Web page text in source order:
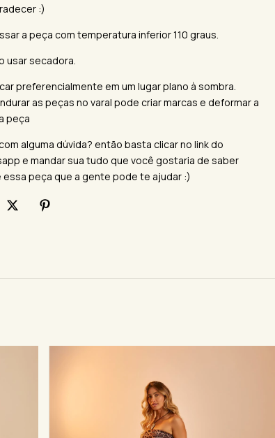
:)
a peça com temperatura inferior 110 graus.
usar secadora.
preferencialmente em um lugar plano à sombra.
as peças no varal pode criar marcas e deformar a
peça
alguma dúvida? então basta clicar no link do
e mandar sua tudo que você gostaria de saber
essa peça que a gente pode te ajudar :)